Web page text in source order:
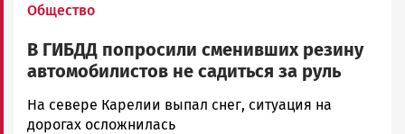
Общество
В ГИБДД попросили сменивших резину
автомобилистов не садиться за руль
Юрий
Каулио
На севере Карелии выпал снег, ситуация на
дорогах осложнилась